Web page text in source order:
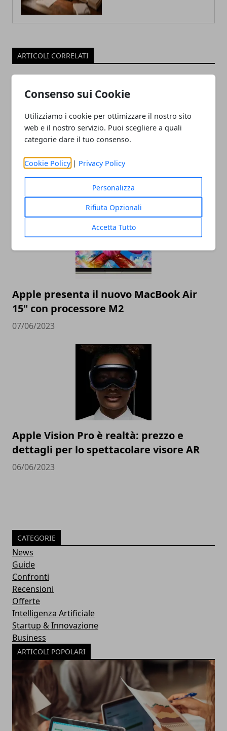
Consenso sui Cookie
Utilizziamo i cookie per ottimizzare il nostro sito
web e il nostro servizio. Puoi scegliere a quali
categorie dare il tuo consenso.
Cookie Policy | Privacy Policy
Personalizza
Rifiuta Opzionali
Accetta Tutto
ARTICOLI CORRELATI
tvOS 17 avrà le VPN nativa su Apple TV
Apple presenta il nuovo MacBook Air
15" con processore M2
07/06/2023
Apple Vision Pro è realtà: prezzo e
dettagli per lo spettacolare visore AR
06/06/2023
CATEGORIE
News
Guide
Confronti
Recensioni
Offerte
Intelligenza Artificiale
Startup & Innovazione
Business
ARTICOLI POPOLARI